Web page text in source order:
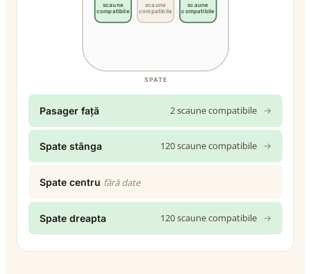
SPATE
scaune
compatibile
scaune
compatibile
scaune
compatibile
Pasager față 2 scaune compatibile →
Spate stânga 120 scaune compatibile →
Spate centru fără date
Spate dreapta 120 scaune compatibile →